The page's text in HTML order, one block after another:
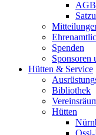
Spenden
Sponsoren
Hütten & Service
Bibliothek
Hütten